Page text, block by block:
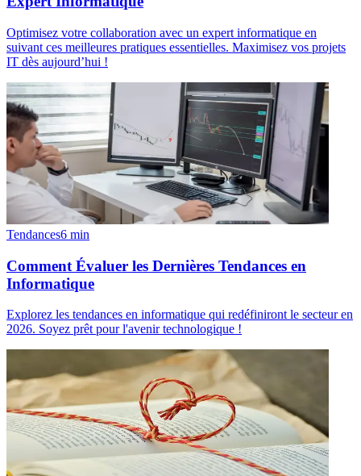
Optimisez votre collaboration avec un expert informatique en
suivant ces meilleures pratiques essentielles. Maximisez vos projets
IT dès aujourd’hui !
Tendances6 min
Comment Évaluer les Dernières Tendances en
Informatique
Explorez les tendances en informatique qui redéfiniront le secteur en
2026. Soyez prêt pour l'avenir technologique !